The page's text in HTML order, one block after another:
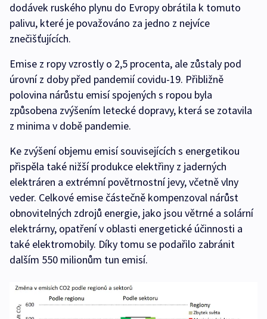
dodávek ruského plynu do Evropy obrátila k tomuto
palivu, které je považováno za jedno z nejvíce
znečišťujících.
Emise z ropy vzrostly o 2,5 procenta, ale zůstaly pod
úrovní z doby před pandemií covidu-19. Přibližně
polovina nárůstu emisí spojených s ropou byla
způsobena zvýšením letecké dopravy, která se zotavila
z minima v době pandemie.
Ke zvýšení objemu emisí souvisejících s energetikou
přispěla také nižší produkce elektřiny z jaderných
elektráren a extrémní povětrnostní jevy, včetně vlny
veder. Celkové emise částečně kompenzoval nárůst
obnovitelných zdrojů energie, jako jsou větrné a solární
elektrárny, opatření v oblasti energetické účinnosti a
také elektromobily. Díky tomu se podařilo zabránit
dalším 550 milionům tun emisí.